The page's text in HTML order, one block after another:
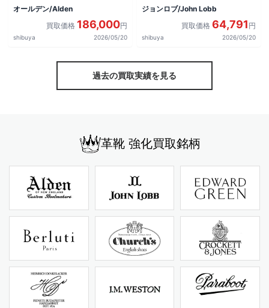
オールデン/Alden
買取価格 186,000円
shibuya 2026/05/20
ジョンロブ/John Lobb
買取価格 64,791 円
shibuya 2026/05/20
過去の買取実績を見る
革靴 強化買取銘柄